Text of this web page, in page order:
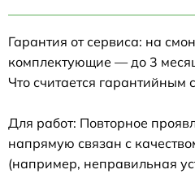
Гарантия от сервиса: на
комплектующие — до 3
Что считается гарантийным
Для работ: Повторное
напрямую связан с
(например, неправильная